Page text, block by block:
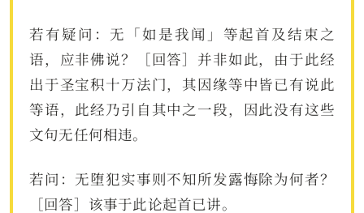
若有疑问：无「如是我闻」等起首及结束之
语，应非佛说？［回答］并非如此，由于此经
出于圣宝积十万法门，其因缘等中皆已有说此
等语，此经乃引自其中之一段，因此没有这些
文句无任何相违。
若问：无堕犯实事则不知所发露悔除为何者？
［回答］该事于此论起首已讲。